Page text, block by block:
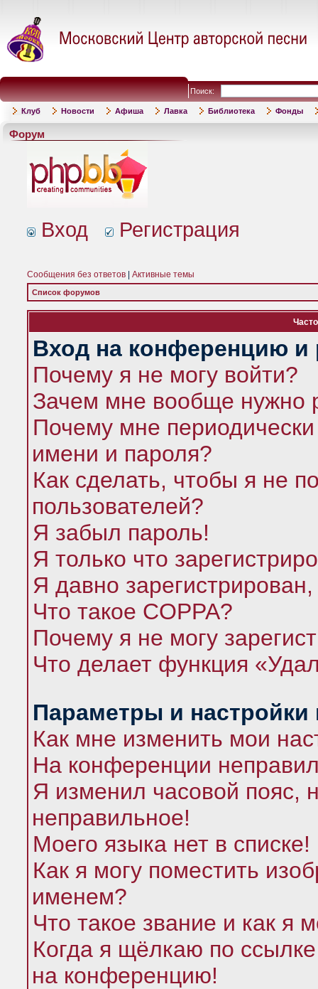
Поиск:
Клуб Новости Афиша Лавка Библиотека Фонды
Форум
Вход Регистрация
Сообщения без ответов Активные темы
Список форумов
Вход на конференцию и
Почему я не могу войти?
Зачем мне вообще нужно
Почему мне
имени и пароля?
Как сделать, чтобы я не
пользователей?
Я забыл пароль!
Я только что
Я давно
Что такое COPPA?
Почему я не могу
Что делает функция
Параметры и настройки
Как мне изменить мои
На конференции
Я изменил часовой пояс,
неправильное!
Моего языка нет в списке!
Как я могу поместить
именем?
Что такое звание и как я
Когда я щёлкаю по
на конференцию!